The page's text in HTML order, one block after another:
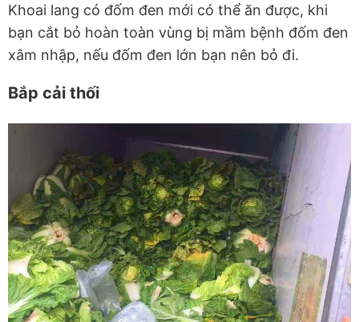
Khoai lang có đốm đen mới có thể ăn được, khi
bạn cắt bỏ hoàn toàn vùng bị mầm bệnh đốm đen
xâm nhập, nếu đốm đen lớn bạn nên bỏ đi.
Bắp cải thối